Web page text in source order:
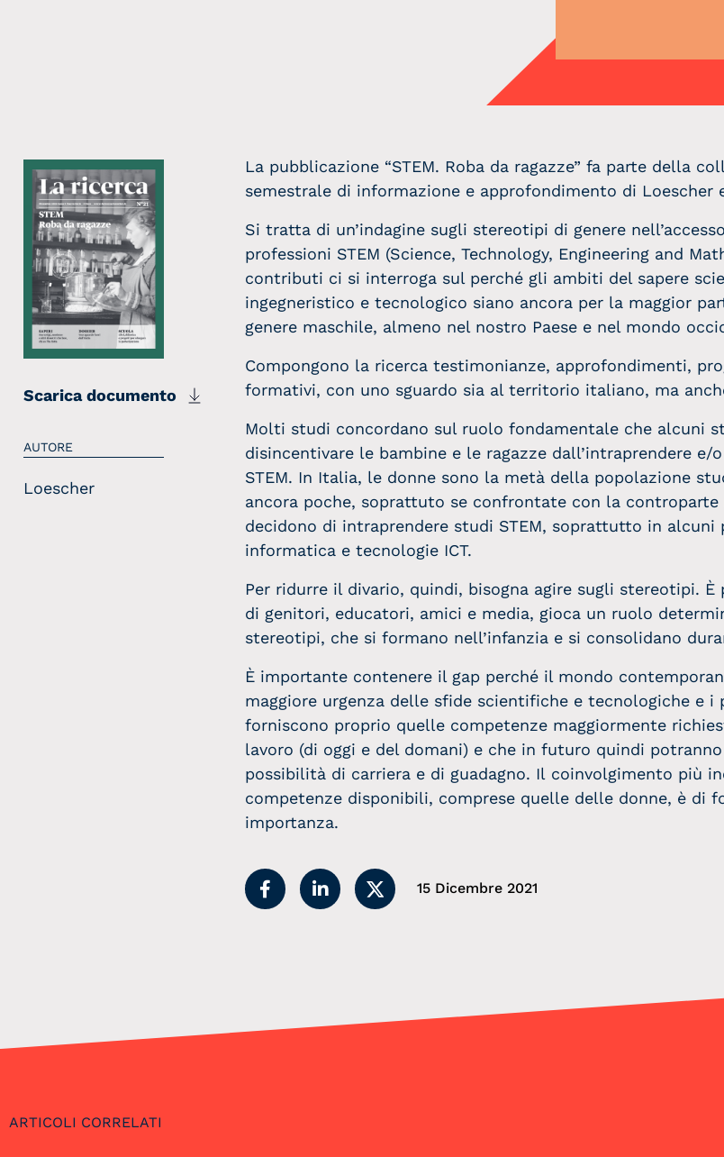
Scarica documento
AUTORE
Loescher
La pubblicazione “STEM. Roba da ragazze” fa parte della
semestrale di informazione e approfondimento di Loescher
Si tratta di un’indagine sugli stereotipi di genere
professioni STEM (Science, Technology, Engineering and
contributi ci si interroga sul perché gli ambiti del sapere
ingegneristico e tecnologico siano ancora per la maggior
genere maschile, almeno nel nostro Paese e nel mondo
Compongono la ricerca testimonianze, approfondimenti,
formativi, con uno sguardo sia al territorio italiano, ma
Molti studi concordano sul ruolo fondamentale che alcuni
disincentivare le bambine e le ragazze dall’intraprendere e/
STEM. In Italia, le donne sono la metà della popolazione
ancora poche, soprattuto se confrontate con la controparte
decidono di intraprendere studi STEM, soprattutto in alcuni
informatica e tecnologie ICT.
Per ridurre il divario, quindi, bisogna agire sugli stereotipi. È
di genitori, educatori, amici e media, gioca un ruolo
stereotipi, che si formano nell’infanzia e si consolidano
È importante contenere il gap perché il mondo
maggiore urgenza delle sfide scientifiche e tecnologiche e i
forniscono proprio quelle competenze maggiormente
lavoro (di oggi e del domani) e che in futuro quindi
possibilità di carriera e di guadagno. Il coinvolgimento più
competenze disponibili, comprese quelle delle donne, è di
importanza.
15 Dicembre 2021
ARTICOLI CORRELATI